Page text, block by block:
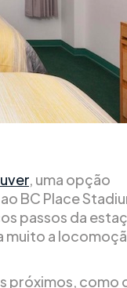
, uma opção
BC Place
passos da
a
próximos, como